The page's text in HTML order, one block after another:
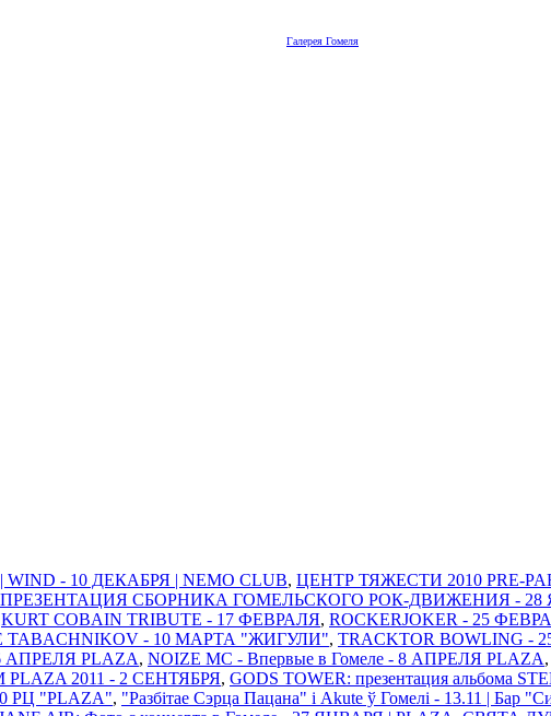
Галерея Гомеля
- 10 ДЕКАБРЯ | NEMO CLUB, ЦЕНТР ТЯЖЕСТИ 2010 PRE-
СБОРНИКА ГОМЕЛЬСКОГО РОК-ДВИЖЕНИЯ - 28
KURT COBAIN TRIBUTE - 17 ФЕВРАЛЯ, ROCKERJOKER - 25
TABACHNIKOV - 10 МАРТА "ЖИГУЛИ", TRACKTOR BOWLING -
АПРЕЛЯ PLAZA, NOIZE MC - Впервые в Гомеле - 8 АПРЕЛЯ PLAZA,
PLAZA 2011 - 2 СЕНТЯБРЯ, GODS TOWER: презентация альбома
РЦ "PLAZA", "Разбітае Сэрца Пацана" і Akute ў Гомелi - 13.11 | Бар